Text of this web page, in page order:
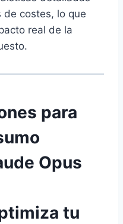
de costes, lo que
real de la
para
Opus
tu